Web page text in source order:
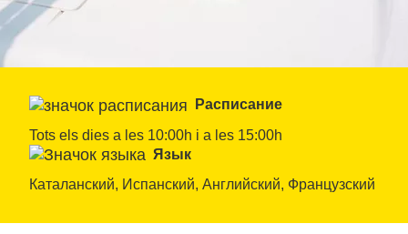
Расписание
Tots els dies a les 10:00h i a les 15:00h
Язык
Каталанский, Испанский, Английский, Французский